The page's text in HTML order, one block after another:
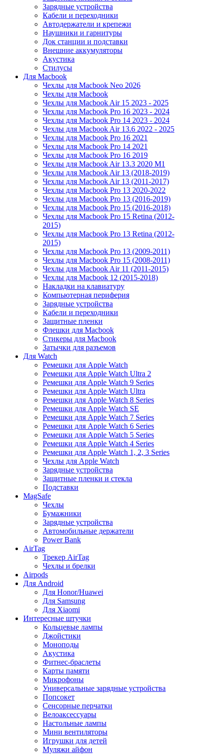
Зарядные устройства
Кабели и переходники
Автодержатели и крепежи
Наушники и гарнитуры
Док станции и подставки
Внешние аккумуляторы
Акустика
Стилусы
Для Macbook
Чехлы для Macbook Neo 2026
Чехлы для Macbook
Чехлы для Macbook Air 15 2023 - 2025
Чехлы для Macbook Pro 16 2023 - 2024
Чехлы для Macbook Pro 14 2023 - 2024
Чехлы для Macbook Air 13.6 2022 - 2025
Чехлы для Macbook Pro 16 2021
Чехлы для Macbook Pro 14 2021
Чехлы для Macbook Pro 16 2019
Чехлы для Macbook Air 13.3 2020 M1
Чехлы для Macbook Air 13 (2018-2019)
Чехлы для Macbook Air 13 (2011-2017)
Чехлы для Macbook Pro 13 2020-2022
Чехлы для Macbook Pro 13 (2016-2019)
Чехлы для Macbook Pro 15 (2016-2018)
Чехлы для Macbook Pro 15 Retina (2012-
2015)
Чехлы для Macbook Pro 13 Retina (2012-
2015)
Чехлы для Macbook Pro 13 (2009-2011)
Чехлы для Macbook Pro 15 (2008-2011)
Чехлы для Macbook Air 11 (2011-2015)
Чехлы для Macbook 12 (2015-2018)
Накладки на клавиатуру
Компьютерная периферия
Зарядные устройства
Кабели и переходники
Защитные пленки
Флешки для Macbook
Стикеры для Macbook
Затычки для разъемов
Для Watch
Ремешки для Apple Watch
Ремешки для Apple Watch Ultra 2
Ремешки для Apple Watch 9 Series
Ремешки для Apple Watch Ultra
Ремешки для Apple Watch 8 Series
Ремешки для Apple Watch SE
Ремешки для Apple Watch 7 Series
Ремешки для Apple Watch 6 Series
Ремешки для Apple Watch 5 Series
Ремешки для Apple Watch 4 Series
Ремешки для Apple Watch 1, 2, 3 Series
Чехлы для Apple Watch
Зарядные устройства
Защитные пленки и стекла
Подставки
MagSafe
Чехлы
Бумажники
Зарядные устройства
Автомобильные держатели
Power Bank
AirTag
Трекер AirTag
Чехлы и брелки
Airpods
Для Android
Для Honor/Huawei
Для Samsung
Для Xiaomi
Интересные штучки
Кольцевые лампы
Джойстики
Моноподы
Акустика
Фитнес-браслеты
Карты памяти
Микрофоны
Универсальные зарядные устройства
Попсокет
Сенсорные перчатки
Велоаксессуары
Настольные лампы
Мини вентиляторы
Игрушки для детей
Муляжи айфон